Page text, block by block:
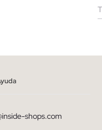
shops.com